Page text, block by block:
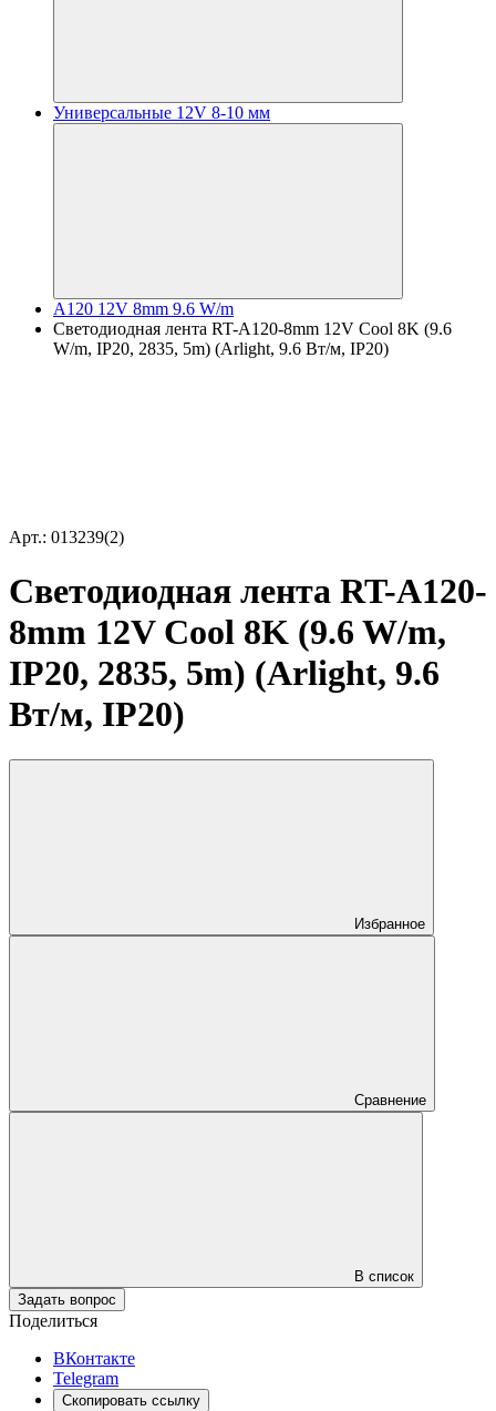
Универсальные 12V 8-10 мм
A120 12V 8mm 9.6 W/m
Светодиодная лента RT-A120-8mm 12V Cool 8K (9.6
W/m, IP20, 2835, 5m) (Arlight, 9.6 Вт/м, IP20)
Арт.: 013239(2)
Светодиодная лента RT-A120-
8mm 12V Cool 8K (9.6 W/m,
IP20, 2835, 5m) (Arlight, 9.6
Вт/м, IP20)
Избранное
Сравнение
В список
Задать вопрос
Поделиться
ВКонтакте
Telegram
Скопировать ссылку